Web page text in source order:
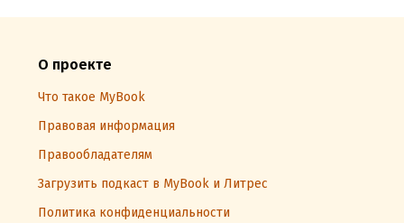
О проекте
Что такое MyBook
Правовая информация
Правообладателям
Загрузить подкаст в MyBook и Литрес
Политика конфиденциальности